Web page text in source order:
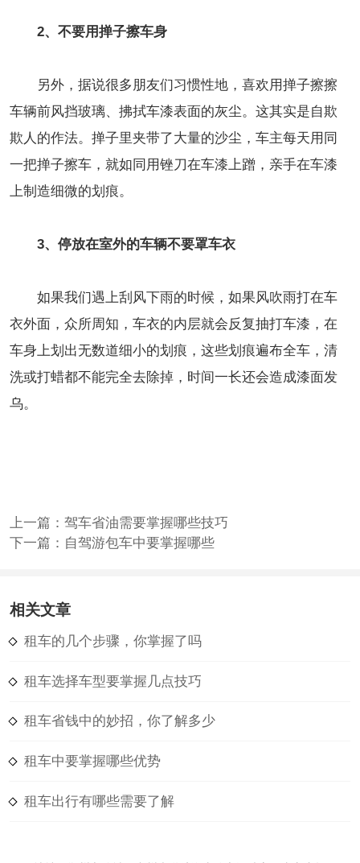
2、不要用掸子擦车身
另外，据说很多朋友们习惯性地，喜欢用掸子擦擦
车辆前风挡玻璃、拂拭车漆表面的灰尘。这其实是自欺
欺人的作法。掸子里夹带了大量的沙尘，车主每天用同
一把掸子擦车，就如同用锉刀在车漆上蹭，亲手在车漆
上制造细微的划痕。
3、停放在室外的车辆不要罩车衣
如果我们遇上刮风下雨的时候，如果风吹雨打在车
衣外面，众所周知，车衣的内层就会反复抽打车漆，在
车身上划出无数道细小的划痕，这些划痕遍布全车，清
洗或打蜡都不能完全去除掉，时间一长还会造成漆面发
乌。
上一篇： 驾车省油需要掌握哪些技巧
下一篇： 自驾游包车中要掌握哪些
相关文章
租车的几个步骤，你掌握了吗
租车选择车型要掌握几点技巧
租车省钱中的妙招，你了解多少
租车中要掌握哪些优势
租车出行有哪些需要了解